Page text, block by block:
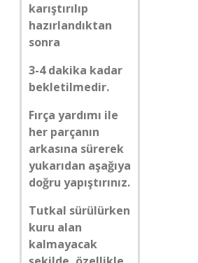
karıştırılıp
hazırlandıktan
sonra
3-4 dakika kadar
bekletilmedir.
Fırça yardımı ile
her parçanın
arkasına sürerek
yukarıdan aşağıya
doğru yapıştırınız.
Tutkal sürülürken
kuru alan
kalmayacak